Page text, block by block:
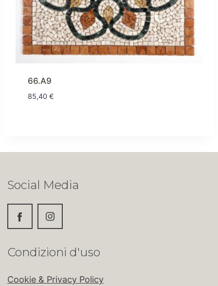
66.A9
85,40 €
Social Media
Condizioni d'uso
Cookie & Privacy Policy